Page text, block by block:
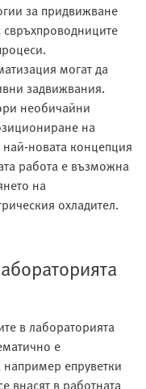
за придвижване
могат да
задвижвания.
необичайни
на
новата концепция
работа е възможна
на
охладител.
в лабораторията
е
епруветки
внасят в работната